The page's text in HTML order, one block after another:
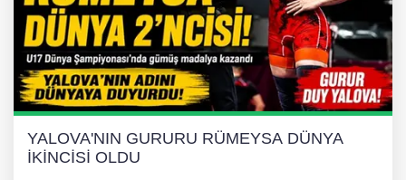
YALOVA'NIN GURURU RÜMEYSA DÜNYA
İKİNCİSİ OLDU